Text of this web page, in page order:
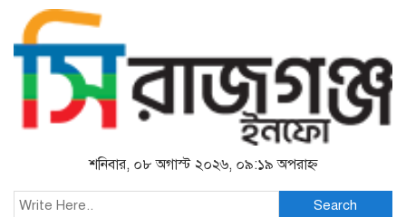
শনিবার, ০৮ অগাস্ট ২০২৬, ০৯:১৯ অপরাহ্ন
Search